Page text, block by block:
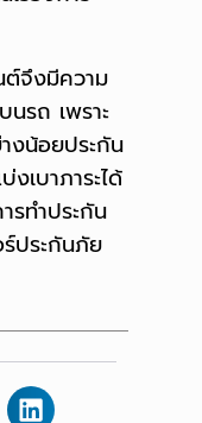
จึงมีความ
รถ เพราะ
งน้อยประกัน
เบาภาระได้
รทำประกัน
ประกันภัย